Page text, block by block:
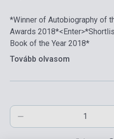
*Winner of Autobiography of
Awards
Book of the Year 2018*
Tovább olvasom